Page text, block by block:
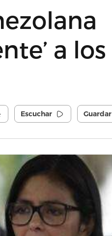
a los
Escuchar Guardar